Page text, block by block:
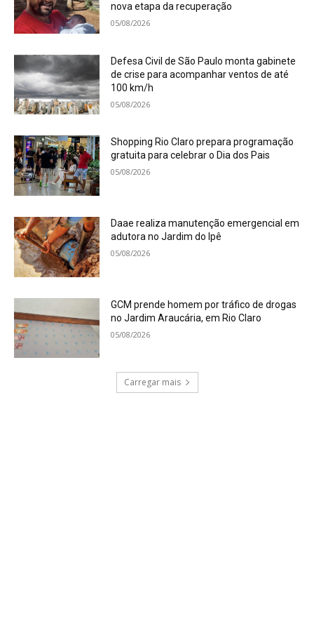
nova etapa da recuperação
05/08/2026
Defesa Civil de São Paulo monta gabinete
de crise para acompanhar ventos de até
100 km/h
05/08/2026
Shopping Rio Claro prepara programação
gratuita para celebrar o Dia dos Pais
05/08/2026
Daae realiza manutenção emergencial em
adutora no Jardim do Ipê
05/08/2026
GCM prende homem por tráfico de drogas
no Jardim Araucária, em Rio Claro
05/08/2026
Carregar mais